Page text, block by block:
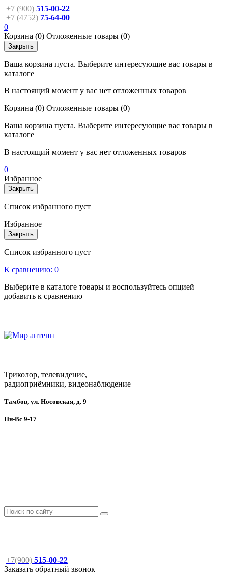
+7 (900) 515-00-22
+7 (4752) 75-64-00
0
Корзина (0) Отложенные товары (0)
Закрыть
Ваша корзина пуста. Выберите интересующие вас товары в
каталоге
В настоящий момент у вас нет отложенных товаров
Корзина (0) Отложенные товары (0)
Ваша корзина пуста. Выберите интересующие вас товары в
каталоге
В настоящий момент у вас нет отложенных товаров
0
Избранное
Закрыть
Список избранного пуст
Избранное
Закрыть
Список избранного пуст
К сравнению: 0
Выберите в каталоге товары и воспользуйтесь опцией
добавить к сравнению
Триколор, телевидение,
радиоприёмники, видеонаблюдение
Тамбов, ул. Носовская, д. 9
Пн-Вс 9-17
+7(900) 515-00-22
Заказать обратный звонок